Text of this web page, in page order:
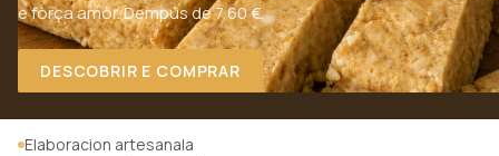
e fòrça amòr. Dempús de 7,60 €.
DESCOBRIR E COMPRAR
Elaboracion artesanala